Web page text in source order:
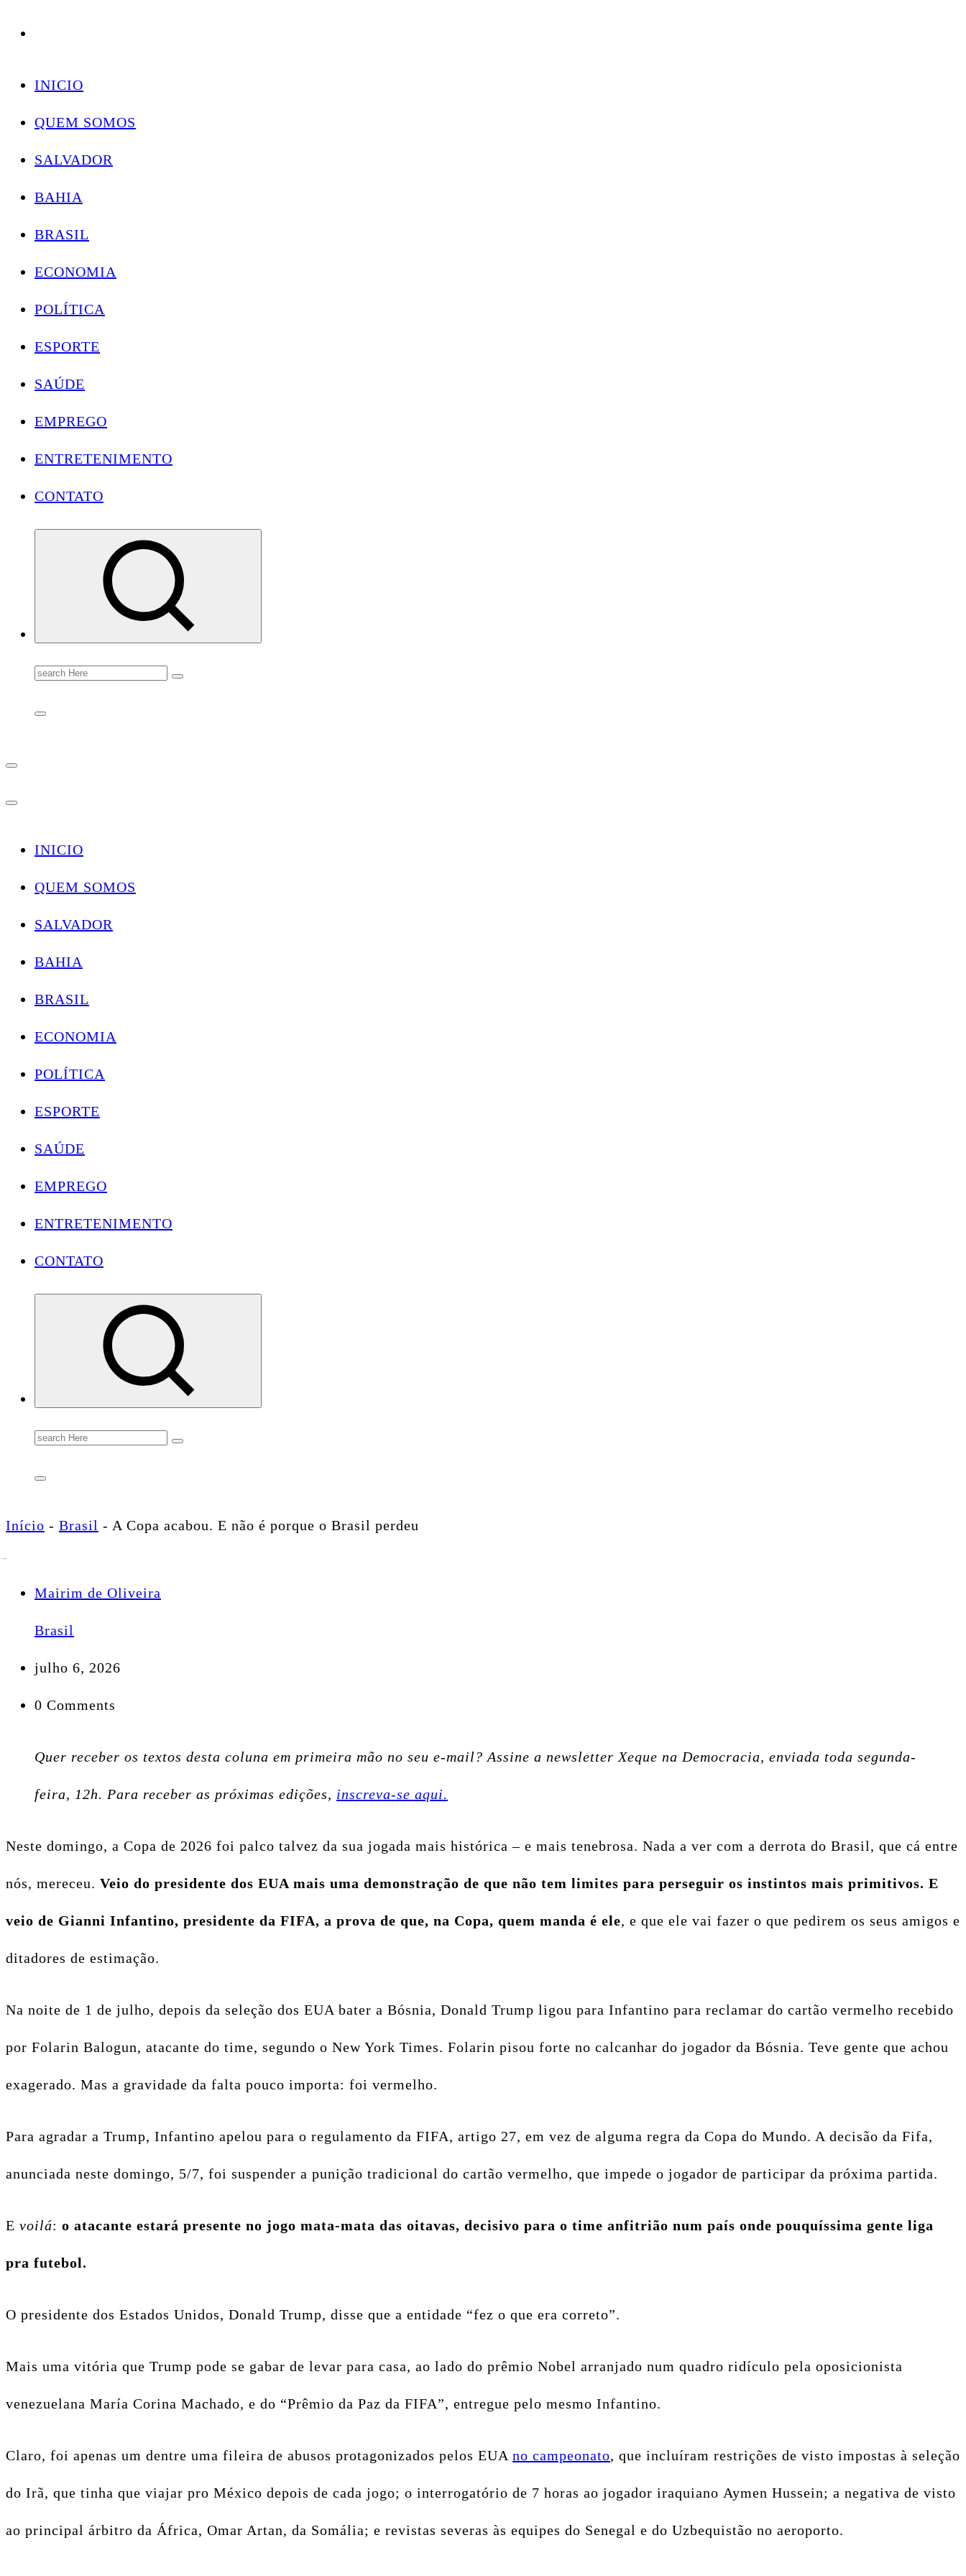
Skip
INICIO
QUEM SOMOS
SALVADOR
BAHIA
BRASIL
ECONOMIA
POLÍTICA
ESPORTE
SAÚDE
EMPREGO
ENTRETENIMENTO
CONTATO
Search
for:
INICIO
QUEM SOMOS
SALVADOR
BAHIA
BRASIL
ECONOMIA
POLÍTICA
ESPORTE
SAÚDE
EMPREGO
ENTRETENIMENTO
CONTATO
Conectando você às notícias do Brasil e do mundo com rapidez e confiabilidade.
Search
for:
Início - Brasil - A Copa acabou. E não é porque o Brasil perdeu
Mairim de Oliveira
Brasil
julho 6, 2026
0 Comments
Quer receber os textos desta coluna em primeira mão no seu e-mail? Assine a newsletter Xeque na Democracia, enviada toda segunda-
feira, 12h. Para receber as próximas edições, inscreva-se aqui.
Neste domingo, a Copa de 2026 foi palco talvez da sua jogada mais histórica – e mais tenebrosa. Nada a ver com a derrota do Brasil, que cá entre
nós, mereceu. Veio do presidente dos EUA mais uma demonstração de que não tem limites para perseguir os instintos mais primitivos. E
veio de Gianni Infantino, presidente da FIFA, a prova de que, na Copa, quem manda é ele, e que ele vai fazer o que pedirem os seus amigos e
ditadores de estimação.
Na noite de 1 de julho, depois da seleção dos EUA bater a Bósnia, Donald Trump ligou para Infantino para reclamar do cartão vermelho recebido
por Folarin Balogun, atacante do time, segundo o New York Times. Folarin pisou forte no calcanhar do jogador da Bósnia. Teve gente que achou
exagerado. Mas a gravidade da falta pouco importa: foi vermelho.
Para agradar a Trump, Infantino apelou para o regulamento da FIFA, artigo 27, em vez de alguma regra da Copa do Mundo. A decisão da Fifa,
anunciada neste domingo, 5/7, foi suspender a punição tradicional do cartão vermelho, que impede o jogador de participar da próxima partida.
E voilá: o atacante estará presente no jogo mata-mata das oitavas, decisivo para o time anfitrião num país onde pouquíssima gente liga
pra futebol.
O presidente dos Estados Unidos, Donald Trump, disse que a entidade “fez o que era correto”.
Mais uma vitória que Trump pode se gabar de levar para casa, ao lado do prêmio Nobel arranjado num quadro ridículo pela oposicionista
venezuelana María Corina Machado, e do “Prêmio da Paz da FIFA”, entregue pelo mesmo Infantino.
Claro, foi apenas um dentre uma fileira de abusos protagonizados pelos EUA no campeonato, que incluíram restrições de visto impostas à seleção
do Irã, que tinha que viajar pro México depois de cada jogo; o interrogatório de 7 horas ao jogador iraquiano Aymen Hussein; a negativa de visto
ao principal árbitro da África, Omar Artan, da Somália; e revistas severas às equipes do Senegal e do Uzbequistão no aeroporto.